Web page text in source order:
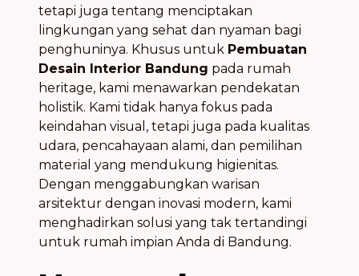
tetapi juga tentang menciptakan
lingkungan yang sehat dan nyaman bagi
penghuninya. Khusus untuk Pembuatan
Desain Interior Bandung pada rumah
heritage, kami menawarkan pendekatan
holistik. Kami tidak hanya fokus pada
keindahan visual, tetapi juga pada kualitas
udara, pencahayaan alami, dan pemilihan
material yang mendukung higienitas.
Dengan menggabungkan warisan
arsitektur dengan inovasi modern, kami
menghadirkan solusi yang tak tertandingi
untuk rumah impian Anda di Bandung.